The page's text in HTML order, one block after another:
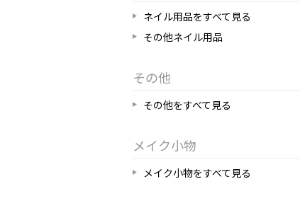
ネイル用品をすべて見る
その他ネイル用品
その他
その他をすべて見る
メイク小物
メイク小物をすべて見る